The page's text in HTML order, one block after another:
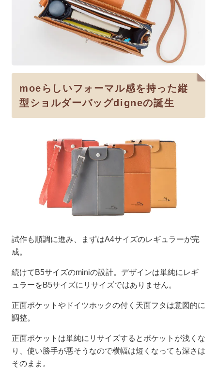
moeらしいフォーマル感を持った縦
型ショルダーバッグdigneの誕生
試作も順調に進み、まずはA4サイズのレギュラーが完
成。
続けてB5サイズのminiの設計。デザインは単純にレギ
ュラーをB5サイズにリサイズではありません。
正面ポケットやドイツホックの付く天面フタは意図的に
調整。
正面ポケットは単純にリサイズするとポケットが浅くな
り、使い勝手が悪そうなので横幅は短くなっても深さは
そのまま。